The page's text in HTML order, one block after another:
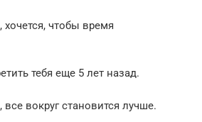
хочется, чтобы время
тебя еще 5 лет назад.
все вокруг становится лучше.